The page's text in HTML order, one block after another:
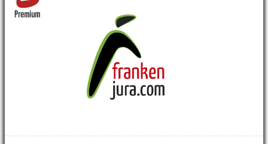
Premium